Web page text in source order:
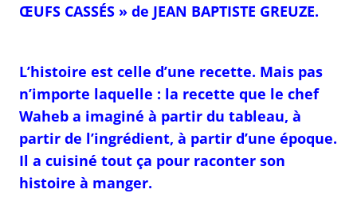
ŒUFS CASSÉS » de JEAN BAPTISTE GREUZE.
L’histoire est celle d’une recette. Mais pas
n’importe laquelle : la recette que le chef
Waheb a imaginé à partir du tableau, à
partir de l’ingrédient, à partir d’une époque.
Il a cuisiné tout ça pour raconter son
histoire à manger.